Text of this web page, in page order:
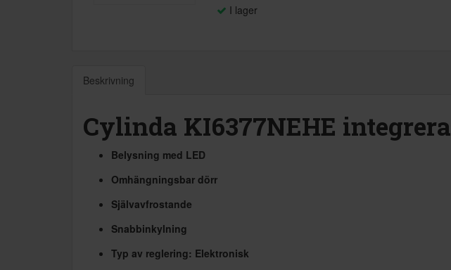
I lager
Beskrivning
Cylinda KI6377NEHE
Belysning med LED
Omhängningsbar dörr
Självavfrostande
Snabbinkylning
Typ av reglering: Elektronisk